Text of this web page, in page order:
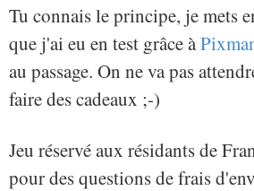
Tu connais le principe, je mets
que j'ai eu en test grâce à
au passage. On ne va pas
faire des cadeaux ;-)
Jeu réservé aux résidants de
pour des questions de frais